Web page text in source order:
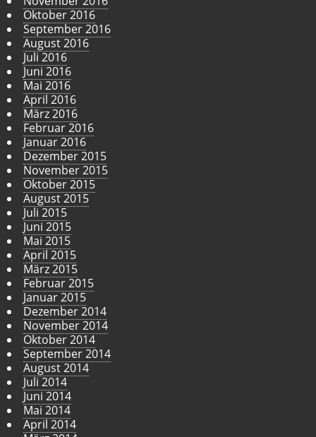
Oktober 2016
September 2016
August 2016
Juli 2016
Juni 2016
Mai 2016
April 2016
März 2016
Februar 2016
Januar 2016
Dezember 2015
November 2015
Oktober 2015
August 2015
Juli 2015
Juni 2015
Mai 2015
April 2015
März 2015
Februar 2015
Januar 2015
Dezember 2014
November 2014
Oktober 2014
September 2014
August 2014
Juli 2014
Juni 2014
Mai 2014
April 2014